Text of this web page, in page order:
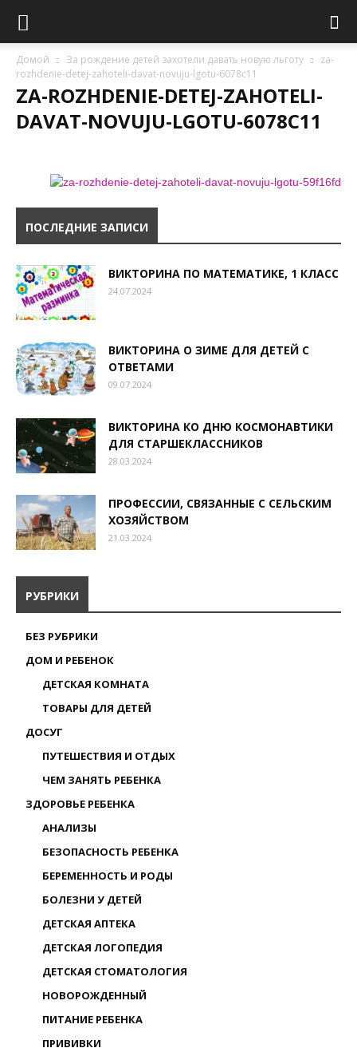
Домой За рождение детей захотели давать новую льготу
za-
rozhdenie-detej-zahoteli-davat-novuju-lgotu-6078c11
ZA-ROZHDENIE-DETEJ-ZAHOTELI-
DAVAT-NOVUJU-LGOTU-6078C11
ПОСЛЕДНИЕ ЗАПИСИ
ВИКТОРИНА ПО МАТЕМАТИКЕ, 1 КЛАСС
24.07.2024
ВИКТОРИНА О ЗИМЕ ДЛЯ ДЕТЕЙ С
ОТВЕТАМИ
09.07.2024
ВИКТОРИНА КО ДНЮ КОСМОНАВТИКИ
ДЛЯ СТАРШЕКЛАССНИКОВ
28.03.2024
ПРОФЕССИИ, СВЯЗАННЫЕ С СЕЛЬСКИМ
ХОЗЯЙСТВОМ
21.03.2024
РУБРИКИ
БЕЗ РУБРИКИ
ДОМ И РЕБЕНОК
ДЕТСКАЯ КОМНАТА
ТОВАРЫ ДЛЯ ДЕТЕЙ
ДОСУГ
ПУТЕШЕСТВИЯ И ОТДЫХ
ЧЕМ ЗАНЯТЬ РЕБЕНКА
ЗДОРОВЬЕ РЕБЕНКА
АНАЛИЗЫ
БЕЗОПАСНОСТЬ РЕБЕНКА
БЕРЕМЕННОСТЬ И РОДЫ
БОЛЕЗНИ У ДЕТЕЙ
ДЕТСКАЯ АПТЕКА
ДЕТСКАЯ ЛОГОПЕДИЯ
ДЕТСКАЯ СТОМАТОЛОГИЯ
НОВОРОЖДЕННЫЙ
ПИТАНИЕ РЕБЕНКА
ПРИВИВКИ